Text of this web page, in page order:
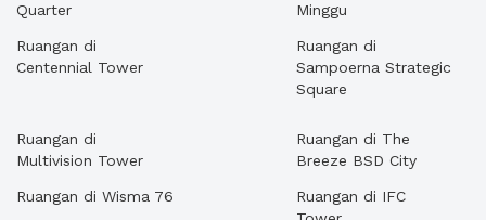
Quarter
Ruangan di
Centennial Tower
Minggu
Ruangan di
Sampoerna Strategic
Square
Ruangan di
Multivision Tower
Ruangan di Wisma 76
Ruangan di The
Breeze BSD City
Ruangan di IFC